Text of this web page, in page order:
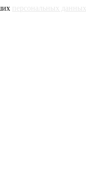
персональных данных